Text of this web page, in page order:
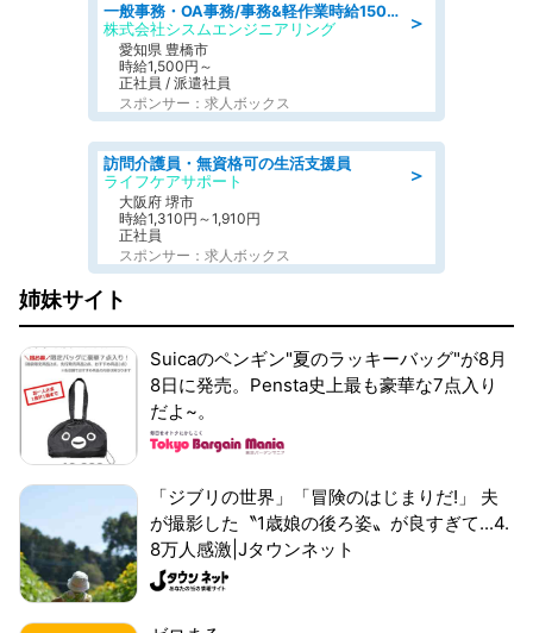
＞
一般事務・OA事務/事務&軽作業時給1500円土日祝休み各種社保完備
株式会社シスムエンジニアリング
愛知県 豊橋市
時給1,500円～
正社員 / 派遣社員
スポンサー：求人ボックス
＞
訪問介護員・無資格可の生活支援員
ライフケアサポート
大阪府 堺市
時給1,310円～1,910円
正社員
スポンサー：求人ボックス
姉妹サイト
Suicaのペンギン"夏のラッキーバッグ"が8月
8日に発売。Pensta史上最も豪華な7点入り
だよ~。
「ジブリの世界」「冒険のはじまりだ!」 夫
が撮影した〝1歳娘の後ろ姿〟が良すぎて...4.
8万人感激|Jタウンネット